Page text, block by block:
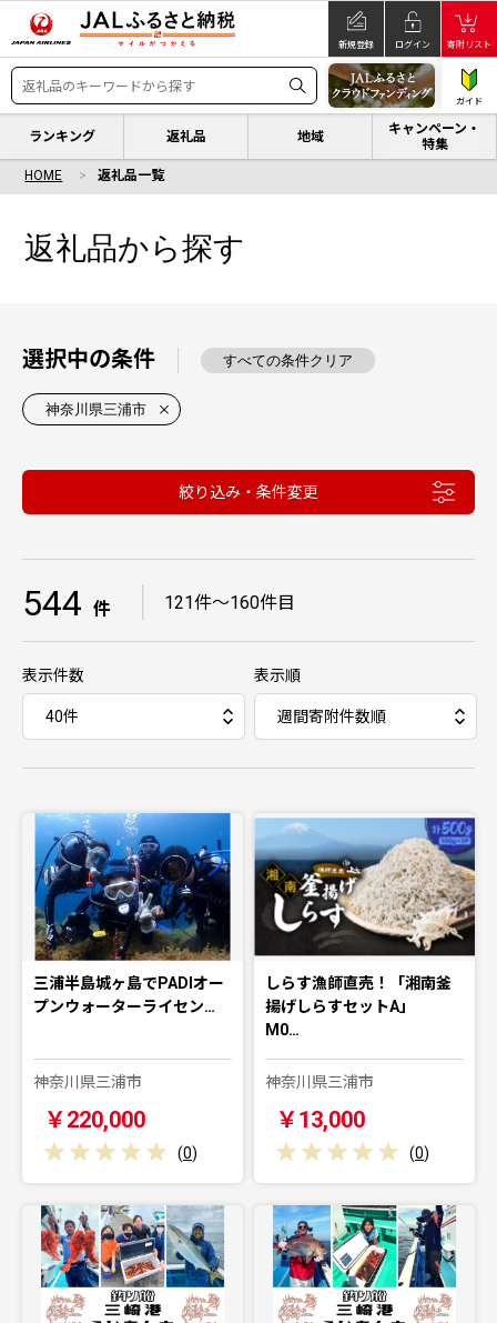
新規登録 ログイン 寄附リスト
ガイド
ランキング 返礼品 地域
キャンペーン・
特集
HOME 返礼品一覧
返礼品から探す
選択中の条件 すべての条件クリア
神奈川県三浦市
絞り込み・条件変更
544 件 121件〜160件目
表示件数 表示順
三浦半島城ヶ島でPADIオー
プンウォーターライセン…
神奈川県三浦市
￥220,000
(0)
しらす漁師直売！「湘南釜
揚げしらすセットA」
M0…
神奈川県三浦市
￥13,000
(0)